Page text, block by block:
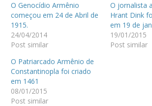
O Genocídio Armênio
começou em 24 de Abril de
1915.
24/04/2014
Post similar
O jornalista
Hrant Dink
em 19 de
19/01/2015
Post similar
O Patriarcado Armênio de
Constantinopla foi criado
em 1461
08/01/2015
Post similar